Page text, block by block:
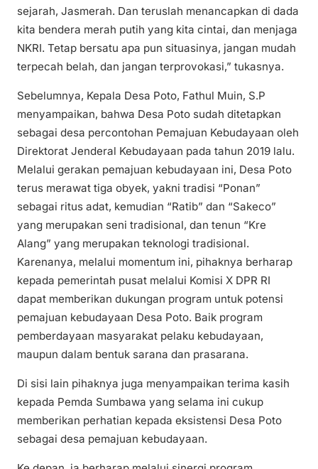
sejarah, Jasmerah. Dan teruslah menancapkan di dada
kita bendera merah putih yang kita cintai, dan menjaga
NKRI. Tetap bersatu apa pun situasinya, jangan mudah
terpecah belah, dan jangan terprovokasi,” tukasnya.
Sebelumnya, Kepala Desa Poto, Fathul Muin, S.P
menyampaikan, bahwa Desa Poto sudah ditetapkan
sebagai desa percontohan Pemajuan Kebudayaan oleh
Direktorat Jenderal Kebudayaan pada tahun 2019 lalu.
Melalui gerakan pemajuan kebudayaan ini, Desa Poto
terus merawat tiga obyek, yakni tradisi “Ponan”
sebagai ritus adat, kemudian “Ratib” dan “Sakeco”
yang merupakan seni tradisional, dan tenun “Kre
Alang” yang merupakan teknologi tradisional.
Karenanya, melalui momentum ini, pihaknya berharap
kepada pemerintah pusat melalui Komisi X DPR RI
dapat memberikan dukungan program untuk potensi
pemajuan kebudayaan Desa Poto. Baik program
pemberdayaan masyarakat pelaku kebudayaan,
maupun dalam bentuk sarana dan prasarana.
Di sisi lain pihaknya juga menyampaikan terima kasih
kepada Pemda Sumbawa yang selama ini cukup
memberikan perhatian kepada eksistensi Desa Poto
sebagai desa pemajuan kebudayaan.